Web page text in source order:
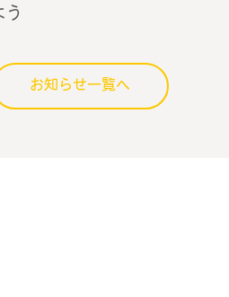
お知らせ一覧へ